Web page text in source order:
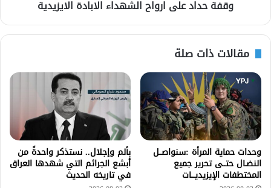
وقفة حداد على ارواح الشهداء الابادة الايزيدية
مقالات ذات صلة
وحدات حماية المرأة :سنواصــل
النضـال حتــى تحرير جميع
المختطفات الإيزيديـــات
بألم وإجلال.. نستذكر واحدةً من
أبشع الجرائم التي شهدها العراق
في تاريخه الحديث